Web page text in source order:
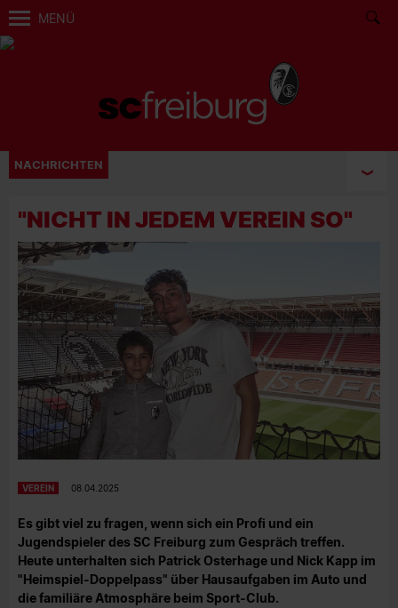
MENÜ
NACHRICHTEN
"NICHT IN JEDEM VEREIN SO"
VEREIN 08.04.2025
Es gibt viel zu fragen, wenn sich ein Profi und ein
Jugendspieler des SC Freiburg zum Gespräch treffen.
Heute unterhalten sich Patrick Osterhage und Nick Kapp im
"Heimspiel-Doppelpass" über Hausaufgaben im Auto und
die familiäre Atmosphäre beim Sport-Club.